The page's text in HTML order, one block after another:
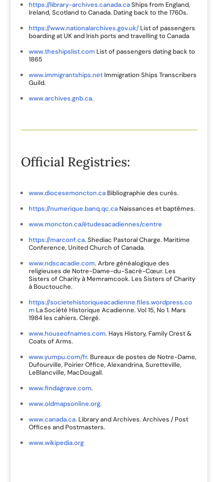
https://library-archives.canada.caShips from England,
Ireland, Scotland to Canada. Dating back to the 1760s.
https://www.nationalarchives.gov.uk/List of passengers
boarding at UK and Irish ports and travelling to Canada
www.theshipslist.com List of passengers dating back to
1865
www.immigrantships.netImmigration Ships Transcribers
Guild.
www.archives.gnb.ca.
Official Registries:
www.diocesemoncton.ca Bibliographie des curés.
https://numerique.banq.qc.caNaissances et baptêmes.
www.moncton.ca/étudesacadiennes/centre
https://marconf.ca. Shediac Pastoral Charge. Maritime
Conference, United Church of Canada.
www.ndscacadie.com. Arbre généalogique des
religieuses de Notre-Dame-du-Sacré-Cœur. Les
Sisters of Charity à Memramcook. Les Sisters of Charity
à Bouctouche.
https://societehistoriqueacadienne.files.wordpress.co
m La Société Historique Acadienne. Vol 15, No 1. Mars
1984 les cahiers. Clergé.
www.houseofnames.com. Hays History, Family Crest &
Coats of Arms.
www.yumpu.com/fr. Bureaux de postes de Notre-Dame,
Dufourville, Poirier Office, Alexandrina, Suretteville,
LeBlancville, MacDougall.
www.findagrave.com.
www.oldmapsonline.org.
www.canada.ca. Library and Archives. Archives / Post
Offices and Postmasters.
www.wikipedia.org